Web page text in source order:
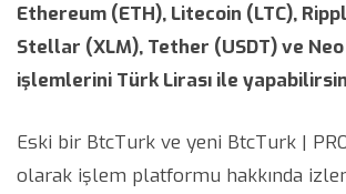
Ethereum (ETH), Litecoin (LTC),
Stellar (XLM), Tether (USDT) ve
işlemlerini Türk Lirası ile
Eski bir BtcTurk ve yeni BtcTurk | PRO
olarak işlem platformu hakkında